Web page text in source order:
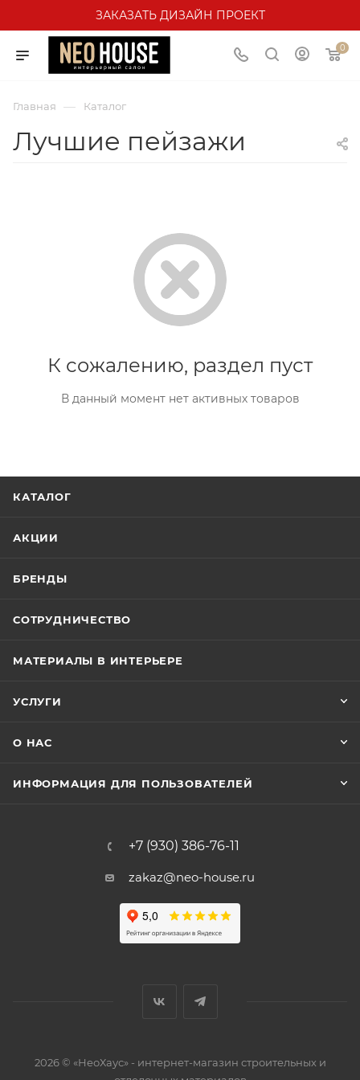
ЗАКАЗАТЬ ДИЗАЙН ПРОЕКТ
0
Главная — Каталог
Лучшие пейзажи
К сожалению, раздел пуст
В данный момент нет активных товаров
КАТАЛОГ
АКЦИИ
БРЕНДЫ
СОТРУДНИЧЕСТВО
МАТЕРИАЛЫ В ИНТЕРЬЕРЕ
УСЛУГИ
О НАС
ИНФОРМАЦИЯ ДЛЯ ПОЛЬЗОВАТЕЛЕЙ
+7 (930) 386-76-11
zakaz@neo-house.ru
2026 © «НеоХаус» - интернет-магазин строительных и